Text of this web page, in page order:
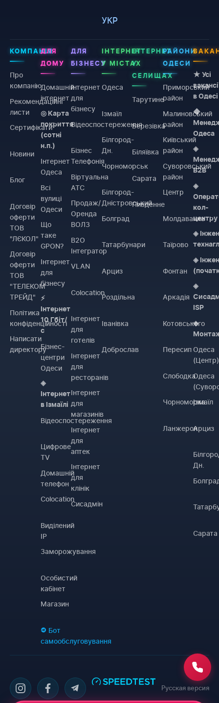
УКР
КОМПАНІЯ
Про
компанію
Рекомендаційні
листи
Сертифікати
Новини
Блог
Договiр
оферти
ТОВ
"ЛЄКОЛ"
Договiр
оферти
ТОВ
"ТЕЛЕКОМ
ТРЕЙД"
Політика
конфіденційності
Написати
директору
ДЛЯ
ДОМУ
Домашній
інтернет
◎ Карта
покриття
(сотні
н.п.)
Інтернет
Одеса
Всі
вулиці
Одеси
Що
таке
GPON?
Інтернет
для
бізнесу
⚡
Інтернет
10 Гбіт/
с
Бізнес-
центри
Одеси
◈
Інтернет
в Ізмаїлі
Відеоспостереження
Цифрове
TV
Домашній
телефон
Colocation
Виділений
IP
Заморожування
Особистий
кабінет
Магазин
Бот
самообслуговування
ДЛЯ
БІЗНЕСУ
Інтернет
для
бізнесу
Відеоспостереження
Бізнес
Телефонія
Віртуальна
АТС
Продаж/
Оренда
ВОЛЗ
B2O
Інтегратор
VLAN
Colocation
Інтернет
для
готелів
Інтернет
для
ресторанів
Інтернет
для
магазинів
Інтернет
для
аптек
Інтернет
для
клінік
Сисадмін
ІНТЕРНЕТ
У МІСТАХ
Одеса
Ізмаїл
Білгород-
Дн.
Чорноморськ
Білгород-
Дністровський
Болград
Татарбунари
Арциз
Роздільна
Іванівка
Доброслав
ІНТЕРНЕТ
У
СЕЛИЩАХ
Тарутине
Березівка
Біляївка
Сарата
Пивденне
РАЙОНИ
ОДЕСИ
Приморський
район
Малиновський
район
Київський
район
Суворовський
район
Центр
Молдаванка
Таїрово
Фонтан
Аркадія
Котовського
Пересип
Слободка
Чорноморка
Ланжерон
★ Усі
в Одесі
◆
Одеса
◈
B2B
◈
кол-
центру
◈
◈
◈
ISP
◈
Одеса
(Центр)
Одеса
Ізмаїл
Арциз
Дн.
Сарата
Русская версия